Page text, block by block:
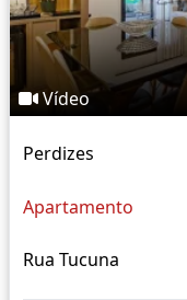
Vídeo
Perdizes
Apartamento
Rua Tucuna